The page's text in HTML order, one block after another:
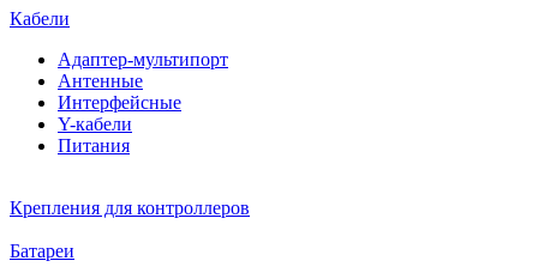
Кабели
Адаптер-мультипорт
Антенные
Интерфейсные
Y-кабели
Питания
Крепления для контроллеров
Батареи